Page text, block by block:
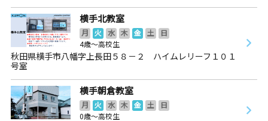
横手北教室
月 火 水 木 金 土
日
4歳～高校生
秋田県横手市八幡字上長田５８－２ ハイムレリーフ１０１
号室
横手朝倉教室
月 火 水 木 金 土
日
0歳～高校生